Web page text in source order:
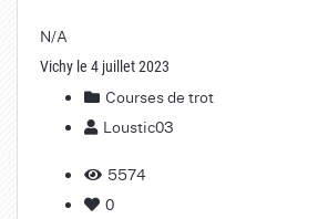
N/A
Vichy le 4 juillet 2023
Courses de trot
Loustic03
5574
0